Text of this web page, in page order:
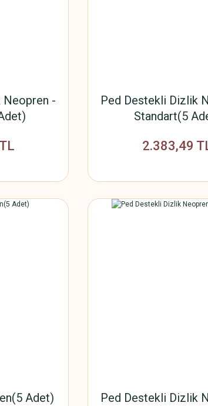
Neopren -
Ped Destekli Dizlik
Standart(5
2.383,49
Adet)
Ped Destekli Dizlik